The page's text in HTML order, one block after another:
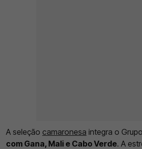
A seleção camaronesa integra o
com Gana, Mali e Cabo Verde. A